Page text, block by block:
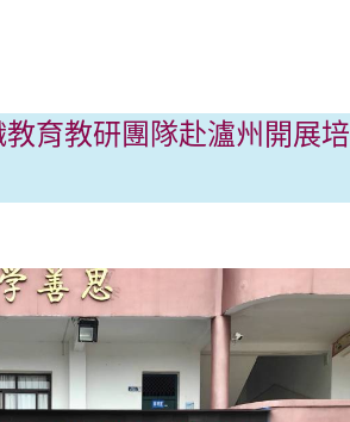
育教研團隊赴瀘州開展培